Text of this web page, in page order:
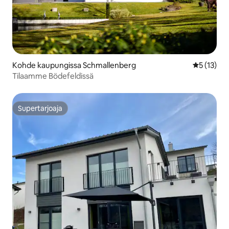
Kohde kaupungissa Schmallenberg
5 (13)
Tilaamme Bödefeldissä
Supertarjoaja
Supertarjoaja